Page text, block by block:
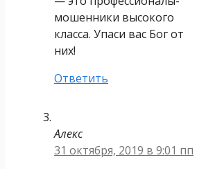
мошенники высокого
класса. Упаси вас Бог от
них!
Ответить
Алекс
31 октября, 2019 в 9:01 пп